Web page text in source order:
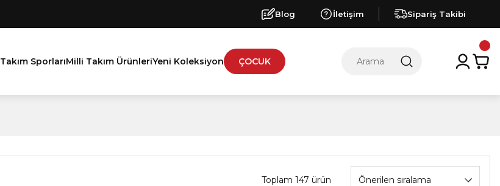
Blog İletişim Sipariş Takibi
Takım SporlarıMilli Takım ÜrünleriYeni Koleksiyon ÇOCUK
Toplam 147 ürün